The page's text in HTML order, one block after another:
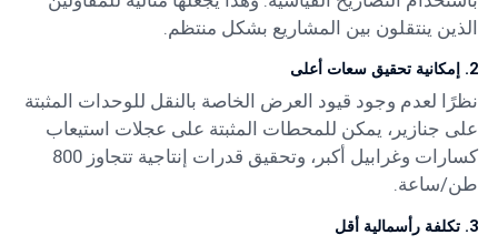
الذين ينتقلون بين المشاريع بشكل منتظم.
2. إمكانية تحقيق سعات أعلى
نظرًا لعدم وجود قيود العرض الخاصة بالنقل للوحدات المثبتة
على جنازير، يمكن للمحطات المثبتة على عجلات استيعاب
كسارات وغرابيل أكبر، وتحقيق قدرات إنتاجية تتجاوز 800
طن/ساعة.
3. تكلفة رأسمالية أقل